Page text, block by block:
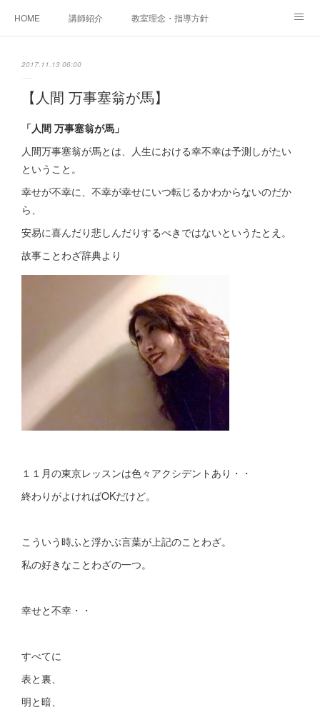
HOME 講師紹介 教室理念・指導方針
ご相談・体験レッスンお申し込み
2017.11.13 06:00
【人間 万事塞翁が馬】
「人間 万事塞翁が馬」
人間万事塞翁が馬とは、人生における幸不幸は予測しがたい
ということ。
幸せが不幸に、不幸が幸せにいつ転じるかわからないのだか
ら、
安易に喜んだり悲しんだりするべきではないというたとえ。
故事ことわざ辞典より
１１月の東京レッスンは色々アクシデントあり・・
終わりがよければOKだけど。
こういう時ふと浮かぶ言葉が上記のことわざ。
私の好きなことわざの一つ。
幸せと不幸・・
すべてに
表と裏、
明と暗、